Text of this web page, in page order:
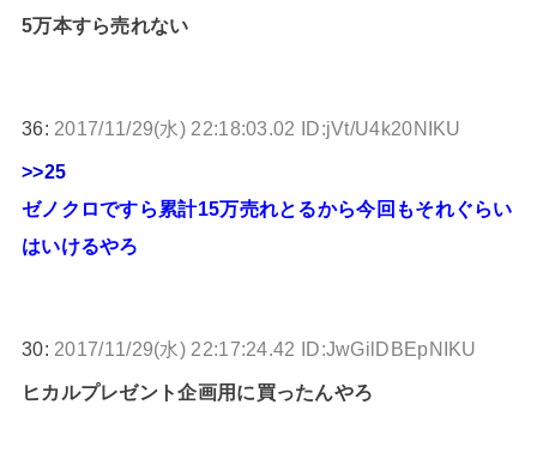
5万本すら売れない
36: 2017/11/29(水) 22:18:03.02 ID:jVt/U4k20NIKU
>>25
ゼノクロですら累計15万売れとるから今回もそれぐらい
はいけるやろ
30: 2017/11/29(水) 22:17:24.42 ID:JwGilDBEpNIKU
ヒカルプレゼント企画用に買ったんやろ